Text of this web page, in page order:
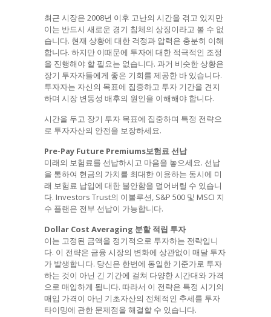
최근 시장은 2008년 이후 고난의 시간을 겪고 있지만
이는 반드시 새로운 경기 침체의 상징이라고 볼 수 없
습니다. 현재 상황에 대한 걱정과 압력은 충분히 이해
합니다. 하지만 이때문에 투자에 대한 적극적인 조정
을 진행해야 할 필요는 없습니다. 과거 비슷한 상황은
장기 투자자들에게 좋은 기회를 제공한 바 있습니다.
투자자는 자신의 목표에 집중하고 투자 기간을 견지
하며 시장 변동성 배후의 원인을 이해해야 합니다.
시간을 두고 장기 투자 목표에 집중하며 특정 전략으
로 투자자산의 안전을 보장하세요.
Pre-Pay Future Premiums보험료 선납
미래의 보험료를 선납하시고 마음을 놓으세요. 선납
을 통하여 현금의 가치를 최대한 이용하는 동시에 미
래 보험료 납입에 대한 불안함을 덜어버릴 수 있습니
다. Investors Trust의 이볼루션, S&P 500 및 MSCI 지
수 플랜은 전부 선납이 가능합니다.
Dollar Cost Averaging 분할 적립 투자
이는 고정된 금액을 정기적으로 투자하는 전략입니
다. 이 전략은 금융 시장의 변화에 상관없이 매달 투자
가 발생합니다. 당신은 한번에 동일한 기준가로 투자
하는 것이 아닌 긴 기간에 걸쳐 다양한 시간대와 가격
으로 매입하게 됩니다. 따라서 이 전략은 특정 시기의
매입 가격이 아닌 기초자산의 전체적인 추세를 투자
타이밍에 관한 문제점을 해결할 수 있습니다.